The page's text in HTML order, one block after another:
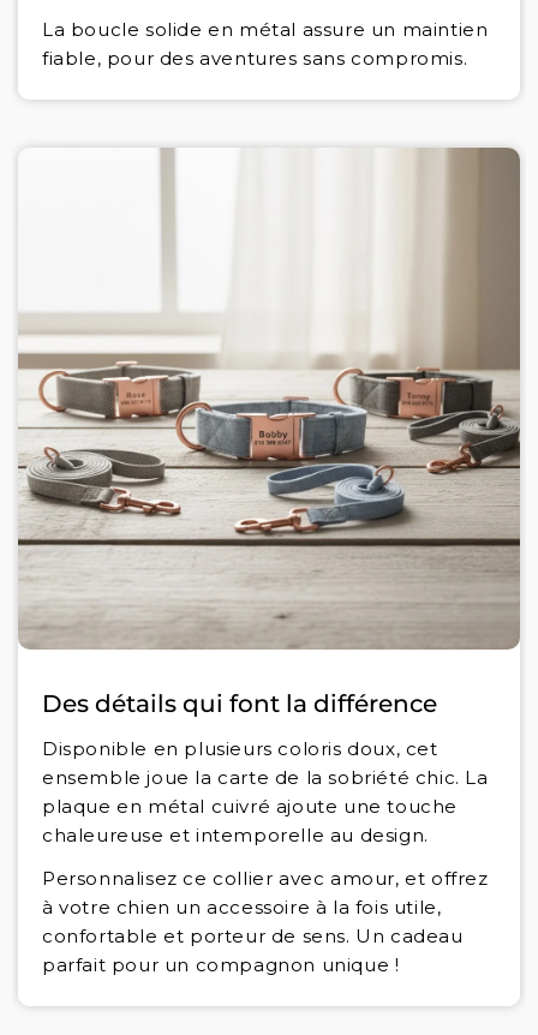
La boucle solide en métal assure un maintien
fiable, pour des aventures sans compromis.
Des détails qui font la différence
Disponible en plusieurs coloris doux, cet
ensemble joue la carte de la sobriété chic. La
plaque en métal cuivré ajoute une touche
chaleureuse et intemporelle au design.
Personnalisez ce collier avec amour, et offrez
à votre chien un accessoire à la fois utile,
confortable et porteur de sens. Un cadeau
parfait pour un compagnon unique !